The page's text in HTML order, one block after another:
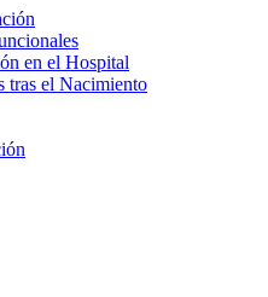
en el Hospital
tras el Nacimiento